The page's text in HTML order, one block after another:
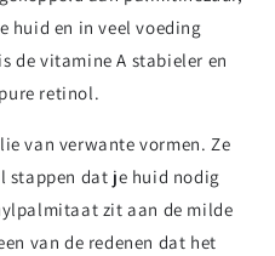
huid en in veel voeding
de vitamine A stabieler en
retinol.
van verwante vormen. Ze
stappen dat je huid nodig
zit aan de milde
van de redenen dat het